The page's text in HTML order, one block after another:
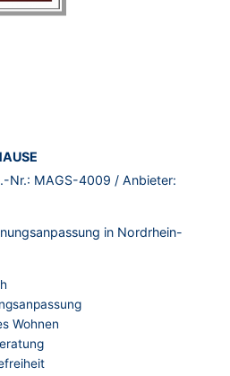
Nr.: MAGS-4009 / Anbieter:
in Nordrhein-
Wohnen